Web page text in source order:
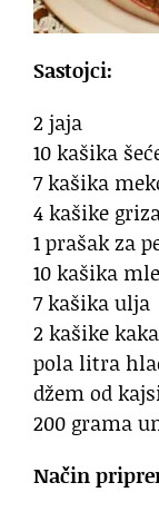
Sastojci:
2 jaja
10 kašika
7 kašika
4 kašike
1 prašak za
10 kašika
7 kašika ulja
2 kašike
pola litra
džem od
200 grama
Način